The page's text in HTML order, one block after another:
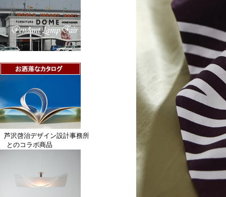
芦沢啓治デザイン設計事務所
とのコラボ商品